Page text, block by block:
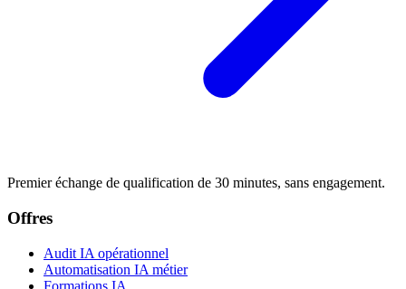
Premier échange de qualification de 30 minutes, sans engagement.
Offres
Audit IA opérationnel
Automatisation IA métier
Formations IA